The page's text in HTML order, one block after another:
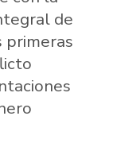
de
primeras